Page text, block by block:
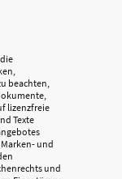
beachten,
lizenzfreie
Texte
und
und